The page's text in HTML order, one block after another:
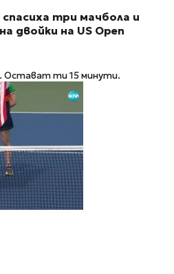
три мачбола и
двойки на US Open
Остават ти 15 минути.